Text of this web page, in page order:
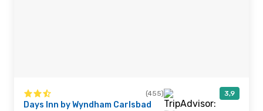
(455) 3,9
Days Inn by Wyndham Carlsbad